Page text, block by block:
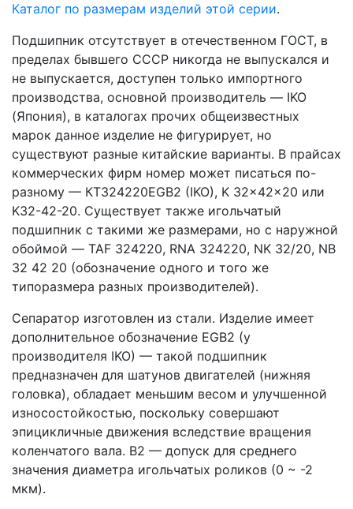
Каталог по размерам изделий этой серии.
Подшипник отсутствует в отечественном ГОСТ, в
пределах бывшего СССР никогда не выпускался и
не выпускается, доступен только импортного
производства, основной производитель — IKO
(Япония), в каталогах прочих общеизвестных
марок данное изделие не фигурирует, но
существуют разные китайские варианты. В прайсах
коммерческих фирм номер может писаться по-
разному — КT324220EGB2 (IKO), K 32x42x20 или
K32-42-20. Существует также игольчатый
подшипник с такими же размерами, но с наружной
обоймой — TAF 324220, RNA 324220, NK 32/20, NB
32 42 20 (обозначение одного и того же
типоразмера разных производителей).
Сепаратор изготовлен из стали. Изделие имеет
дополнительное обозначение EGB2 (у
производителя IKO) — такой подшипник
предназначен для шатунов двигателей (нижняя
головка), обладает меньшим весом и улучшенной
износостойкостью, поскольку совершают
эпицикличные движения вследствие вращения
коленчатого вала. B2 — допуск для среднего
значения диаметра игольчатых роликов (0 ~ -2
мкм).